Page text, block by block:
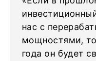
нас с
мощностями,
года он будет